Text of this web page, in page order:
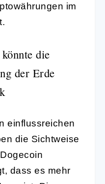
im
die
der Erde
einflussreichen
die Sichtweise
dass es mehr